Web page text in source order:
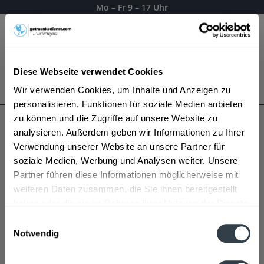
Diese Webseite verwendet Cookies
Wir verwenden Cookies, um Inhalte und Anzeigen zu
personalisieren, Funktionen für soziale Medien anbieten
zu können und die Zugriffe auf unsere Website zu
analysieren. Außerdem geben wir Informationen zu Ihrer
Verwendung unserer Website an unsere Partner für
soziale Medien, Werbung und Analysen weiter. Unsere
Partner führen diese Informationen möglicherweise mit
weiteren Daten zusammen, die Sie ihnen bereitgestellt
Notwendig
Mo – Fr 9 – 17 Uhr
Es gilt unsereDatenschutzerklärung
Winkler Bräu